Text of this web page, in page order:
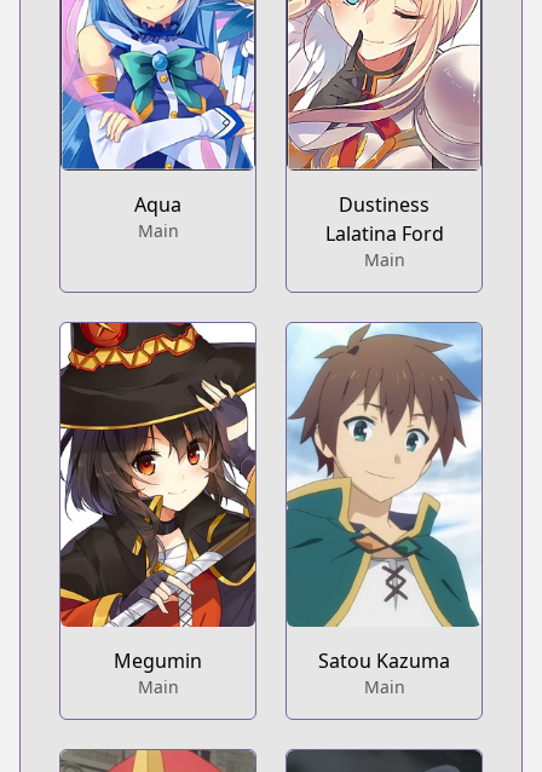
Aqua
Main
Dustiness
Lalatina Ford
Main
Megumin
Main
Satou Kazuma
Main